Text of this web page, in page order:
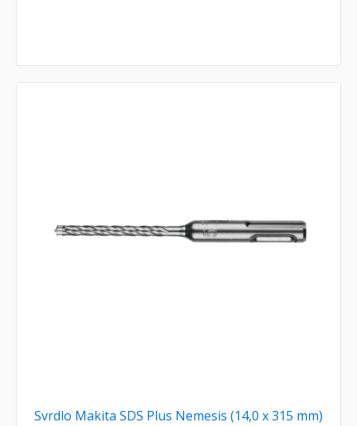
Svrdlo Makita SDS Plus Nemesis (14,0 x 315 mm)